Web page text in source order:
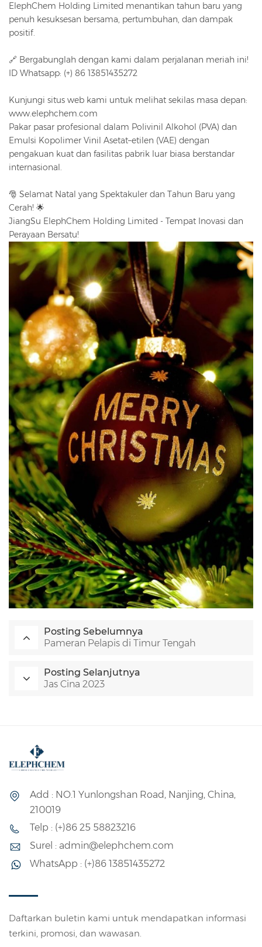
ElephChem Holding Limited menantikan tahun baru yang
penuh kesuksesan bersama, pertumbuhan, dan dampak
positif.
🔗 Bergabunglah dengan kami dalam perjalanan meriah ini!
ID Whatsapp: (+) 86 13851435272
Kunjungi situs web kami untuk melihat sekilas masa depan:
www.elephchem.com
Pakar pasar profesional dalam Polivinil Alkohol (PVA) dan
Emulsi Kopolimer Vinil Asetat–etilen (VAE) dengan
pengakuan kuat dan fasilitas pabrik luar biasa berstandar
internasional.
🎅 Selamat Natal yang Spektakuler dan Tahun Baru yang
Cerah! 🌟
JiangSu ElephChem Holding Limited - Tempat Inovasi dan
Perayaan Bersatu!
Posting Sebelumnya
Pameran Pelapis di Timur Tengah
Posting Selanjutnya
Jas Cina 2023
Add : NO.1 Yunlongshan Road, Nanjing, China,
210019
Telp : (+)86 25 58823216
Surel : admin@elephchem.com
WhatsApp : (+)86 13851435272
Daftarkan buletin kami untuk mendapatkan informasi
terkini, promosi, dan wawasan.